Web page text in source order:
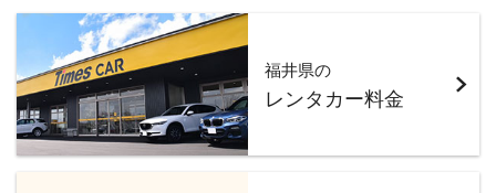
福井県の
レンタカー料金